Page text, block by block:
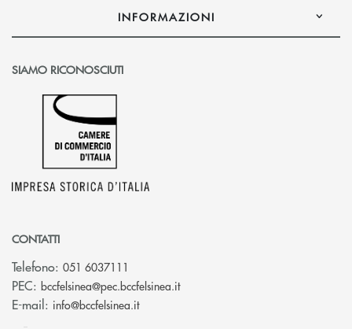
INFORMAZIONI
SIAMO RICONOSCIUTI
CONTATTI
Telefono: 051 6037111
PEC: bccfelsinea@pec.bccfelsinea.it(si apre l’app di posta
E-mail: info@bccfelsinea.it(si apre l’app di posta elettronica)